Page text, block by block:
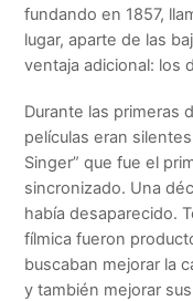
fundando en 1857,
lugar, aparte de las
ventaja adicional: los
Durante las primeras
películas eran
Singer” que fue el
sincronizado. Una
había desaparecido.
fílmica fueron
buscaban mejorar la
y también mejorar